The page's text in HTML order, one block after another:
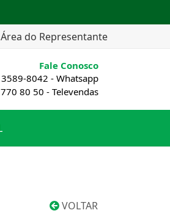
Área do Representante
Fale Conosco
8042 - Whatsapp
80 50 - Televendas
VOLTAR